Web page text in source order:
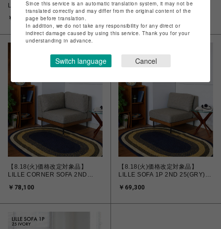
LILLE SOFA 2P 2ND 25(GRY)
リルソファ 700
￥118,800
LILLE CORNER SOFA 2ND
25(IVORY) リルコーナーソファ
【8.18(火)価格改定対象品】
LILLE CORNER SOFA 2ND
700
￥78,100
【8.18(火)価格改定対象品】
LILLE SOFA 1P 2ND 25(GRY)
￥69,300
Since this service is an automatic translation system, it may not be
translated correctly and may differ from the original content of the
page before translation.
In addition, we do not take any responsibility for any direct or
indirect damage caused by using this service. Thank you for your
understanding in advance.
Switch language Cancel